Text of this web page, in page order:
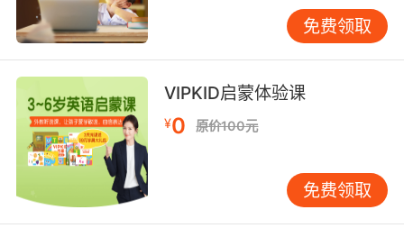
争议解决中，解除事由的举证责任尤为关键。当
学员主张教学质量不达标要求解除合同时，需提
供课程录音、学习效果评估等证据链。北京互联
网法院（2022）京0491民初3246号案显示，单
纯主观感受不足以构成解除事由，必须证明服务
瑕疵达到"合同目的落空"程度。这对在线教育机
构完善服务标准提出更高要求。
三、实务影响与风险防范
免费领取
VIPKID启蒙体验课
¥0 原价100元
免费领取